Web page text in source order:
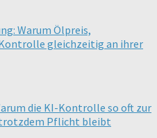
Warum Ölpreis,
gleichzeitig an ihrer